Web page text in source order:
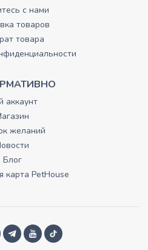
с нами
товаров
товара
аккаунт
желаний
Блог
карта PetHouse